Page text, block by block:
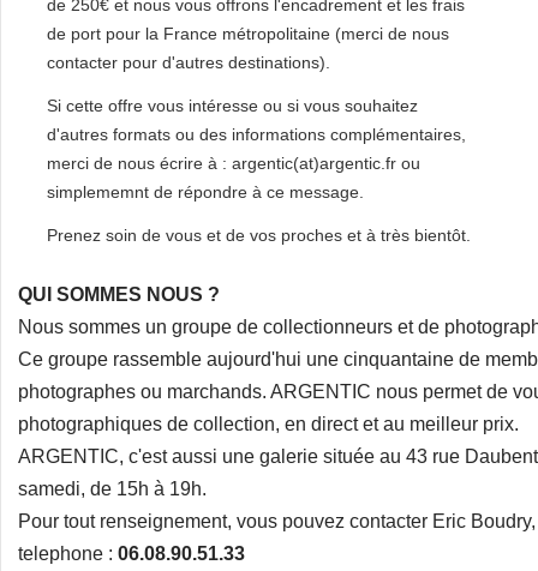
de 250€ et nous vous offrons l'encadrement et les frais
de port pour la France métropolitaine (merci de nous
contacter pour d'autres destinations).
Si cette offre vous intéresse ou si vous souhaitez
d'autres formats ou des informations complémentaires,
merci de nous écrire à : argentic(at)argentic.fr ou
simplememnt de répondre à ce message.
Prenez soin de vous et de vos proches et à très bientôt.
QUI SOMMES NOUS ?
Nous sommes un groupe de collectionneurs et de
Ce groupe rassemble aujourd'hui une cinquantaine de
photographes ou marchands. ARGENTIC nous permet de
photographiques de collection, en direct et au meilleur prix.
ARGENTIC, c'est aussi une galerie située au 43 rue
samedi, de 15h à 19h.
Pour tout renseignement, vous pouvez contacter Eric
telephone : 06.08.90.51.33